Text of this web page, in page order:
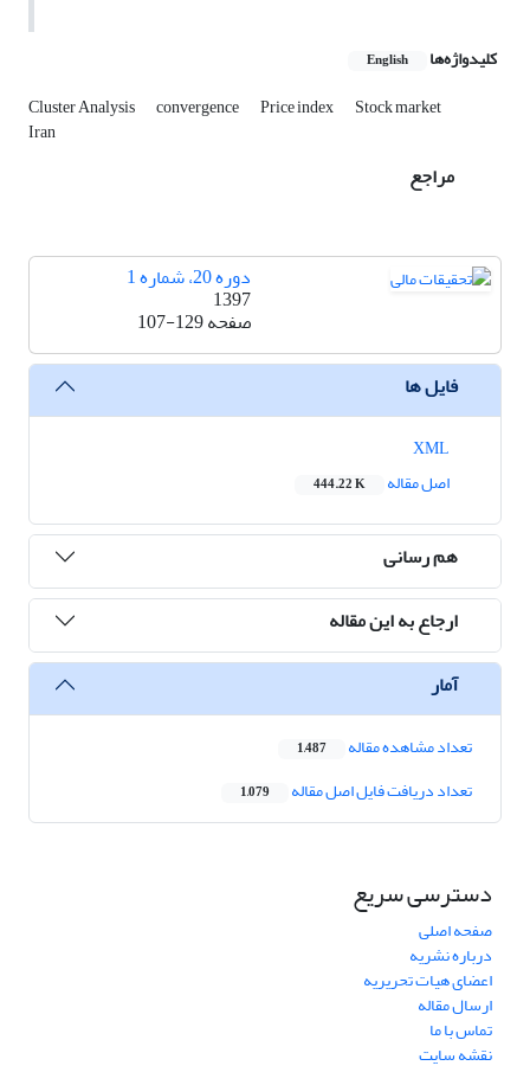
کلیدواژه‌ها English
Cluster Analysis convergence Price index Stock market
Iran
مراجع
دوره 20، شماره 1
1397
صفحه107-129
فایل ها
اصل مقاله
444.22 K
هم رسانی
ارجاع به این مقاله
آمار
تعداد مشاهده مقاله 1,487
تعداد دریافت فایل اصل مقاله 1,079
دسترسی سریع
صفحه اصلی
درباره نشریه
اعضای هیات تحریریه
ارسال مقاله
تماس با ما
نقشه سایت